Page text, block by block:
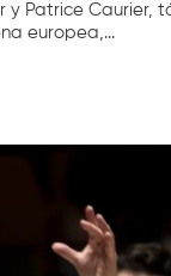
y Patrice Caurier,
europea,...